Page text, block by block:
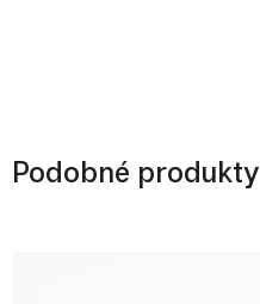
Podobné produkty